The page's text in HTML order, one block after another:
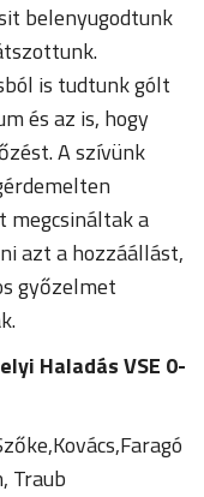
belenyugodtunk
is tudtunk gólt
és az is, hogy
A szívünk
megcsináltak a
azt a hozzáállást,
győzelmet
Haladás VSE 0-
Traub